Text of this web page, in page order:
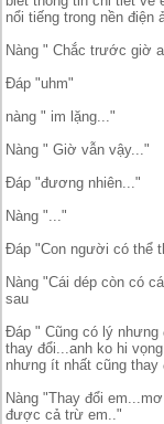
nổi tiếng trong nền điện
Nàng " Chắc trước giờ
Đáp "uhm"
nàng " im lặng..."
Nàng " Giờ vẫn vậy..."
Đáp "đương nhiên..."
Nàng "..."
Đáp "Con người có thể
Nàng "Cái dép còn có
sau
Đáp " Cũng có lý nhưng
thay đổi...anh ko hi
nhưng ít nhất cũng
Nàng "Thay đổi
được cả trừ em.."